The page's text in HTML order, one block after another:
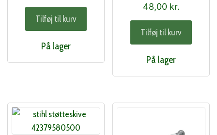
Tilføj til kurv
På lager
48,00 kr.
Tilføj til kurv
På lager